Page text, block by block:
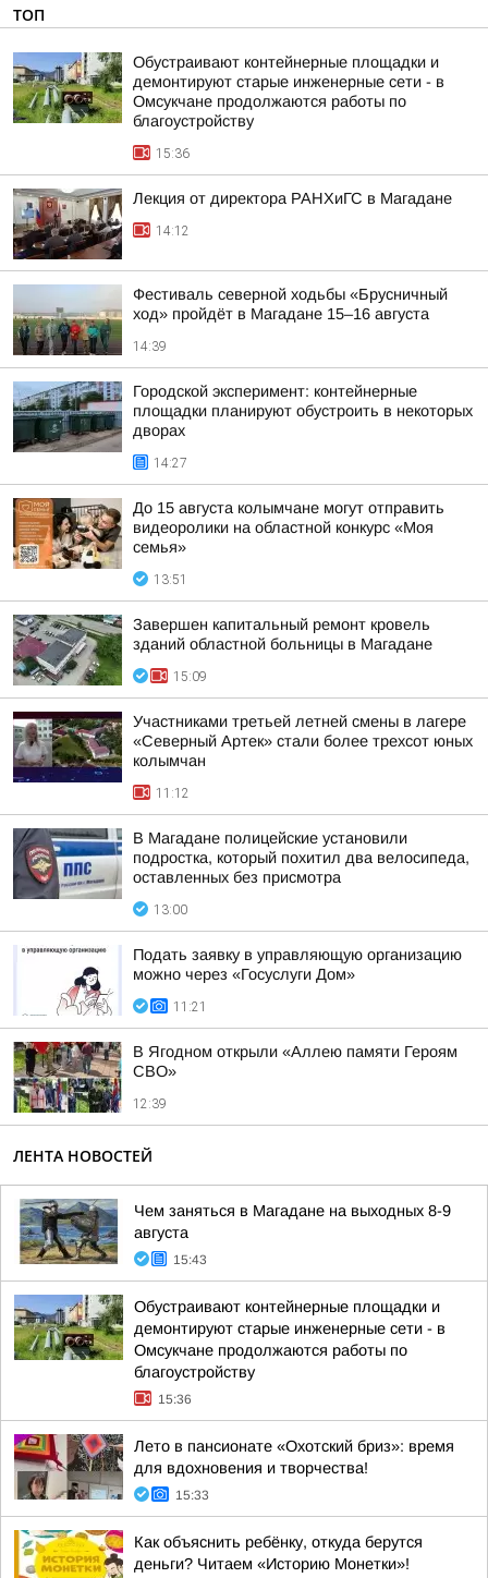
ТОП
Обустраивают контейнерные площадки и
демонтируют старые инженерные сети - в
Омсукчане продолжаются работы по
благоустройству
15:36
Лекция от директора РАНХиГС в Магадане
14:12
Фестиваль северной ходьбы «Брусничный
ход» пройдёт в Магадане 15–16 августа
14:39
Городской эксперимент: контейнерные
площадки планируют обустроить в некоторых
дворах
14:27
До 15 августа колымчане могут отправить
видеоролики на областной конкурс «Моя
семья»
13:51
Завершен капитальный ремонт кровель
зданий областной больницы в Магадане
15:09
Участниками третьей летней смены в лагере
«Северный Артек» стали более трехсот юных
колымчан
11:12
В Магадане полицейские установили
подростка, который похитил два велосипеда,
оставленных без присмотра
13:00
Подать заявку в управляющую организацию
можно через «Госуслуги Дом»
11:21
В Ягодном открыли «Аллею памяти Героям
СВО»
12:39
ЛЕНТА НОВОСТЕЙ
Чем заняться в Магадане на выходных 8-9
августа
15:43
Обустраивают контейнерные площадки и
демонтируют старые инженерные сети - в
Омсукчане продолжаются работы по
благоустройству
15:36
Лето в пансионате «Охотский бриз»: время
для вдохновения и творчества!
15:33
Как объяснить ребёнку, откуда берутся
деньги? Читаем «Историю Монетки»!